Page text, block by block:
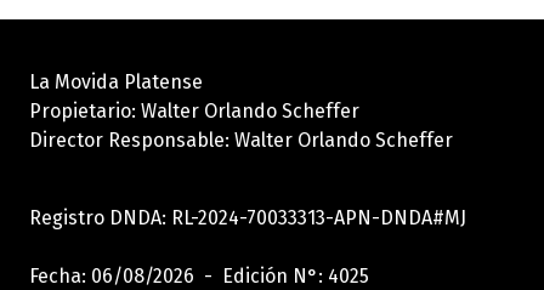
La Movida Platense
Propietario: Walter Orlando Scheffer
Director Responsable: Walter Orlando Scheffer
Registro DNDA: RL-2024-70033313-APN-DNDA#MJ
Fecha: 06/08/2026 - Edición N°: 4025